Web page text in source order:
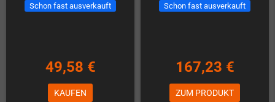
Schon fast ausverkauft
49,58 €
KAUFEN
Schon fast ausverkauft
167,23 €
ZUM PRODUKT